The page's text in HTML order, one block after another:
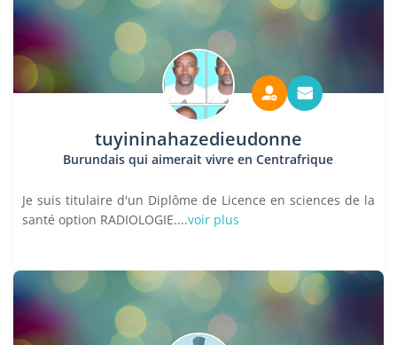
tuyininahazedieudonne
Burundais qui aimerait vivre en Centrafrique
Je suis titulaire d'un Diplôme de Licence en sciences de la
santé option RADIOLOGIE....voir plus